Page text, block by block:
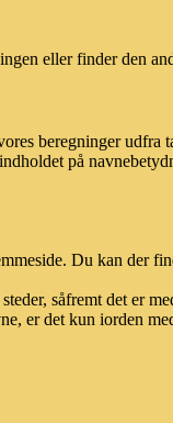
eller finder den
beregninger udfra
på
Du kan der
såfremt det er
er det kun iorden